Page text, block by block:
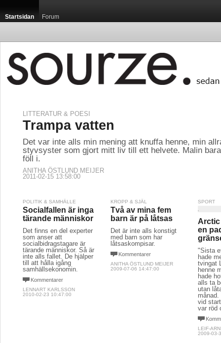
Startsidan Forum
LITTERATUR & POESI
Trampa vatten
Det var inte alls min mening att knuffa henne, min
styvsyster som gjort mitt liv till ett helvete. Malin
föll i.
ANITHA ÖSTLUND MEIJER
2011-02-15 13:58:00
POLITIK & SAMHÄLLE
Socialfallen är inga
tärande människor
Det finns en del experter
som anser att
socialbidragstagare är
tärande människor. Så är
inte alls fallet. De hjälper
till att hålla igång
samhällsekonomin.
Kommentarer
LENNART KARLSSON
2010-02-23 10:47:00
KROPP & SJÄL
Två av mina fem
barn är på låtsas
Det är inte alls konstigt
med barn som har
låtsaskompisar.
Kommentarer
ANITHA ÖSTLUND MEIJER
2009-07-06 14:47:00
SPORT
Arctic
en
"Sista
hade
tvingat
henne
hade
alls ta
utan
månad.
vid
var röd
LEIF-
2009-03-